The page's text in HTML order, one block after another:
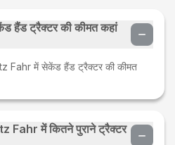
ट्रैक्टर की कीमत कहां
Fahr में सेकेंड हैंड ट्रैक्टर की कीमत
Fahr में कितने पुराने ट्रैक्टर